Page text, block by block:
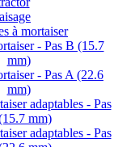
à mortaiser
- Pas B (15.7
mm)
- Pas A (22.6
mm)
adaptables - Pas
mm)
adaptables - Pas